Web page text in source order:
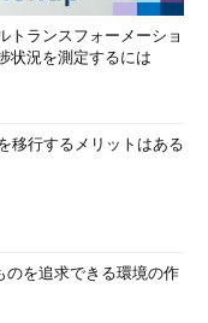
トランスフォーメーショ
状況を測定するには
移行するメリットはある
のを追求できる環境の作